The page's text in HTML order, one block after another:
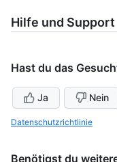
Hilfe und Support
Hast du das
Ja Nein
Datenschutzrichtlinie
Benötigst du